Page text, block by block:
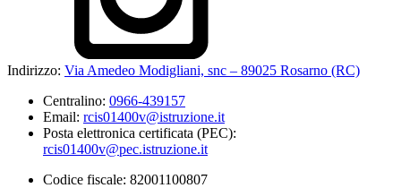
Indirizzo: Via Amedeo Modigliani, snc – 89025 Rosarno (RC)
Centralino: 0966-439157
Email: rcis01400v@istruzione.it
Posta elettronica certificata (PEC):
rcis01400v@pec.istruzione.it
Codice fiscale: 82001100807